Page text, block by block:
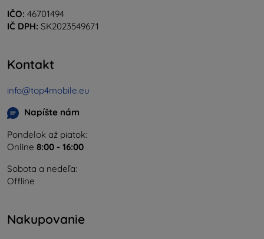
IČO: 46701494
IČ DPH: SK2023549671
Kontakt
info@top4mobile.eu
Napíšte nám
Pondelok až piatok:
Online 8:00 - 16:00
Sobota a nedeľa:
Offline
Nakupovanie